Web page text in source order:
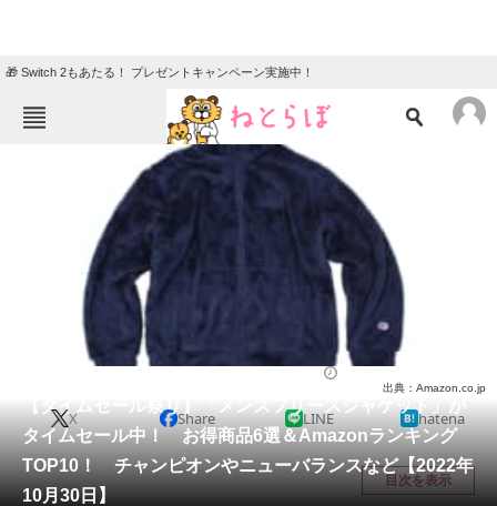
🎁 Switch 2もあたる！ プレゼントキャンペーン実施中！
ニュース
リサーチ
メディア
注目記事を集めた総合ページ
【タイムセール祭り】「メンズフリースジャケット」が
タイムセール中！ お得商品6選＆Amazonランキング
TOP10！ チャンピオンやニューバランスなど【2022年
10月30日】
出典：Amazon.co.jp
X Share LINE hatena
目次を表示